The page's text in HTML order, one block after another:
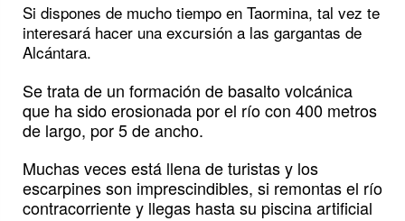
Si dispones de mucho tiempo en Taormina, tal vez te
interesará hacer una excursión a las gargantas de
Alcántara.
Se trata de un formación de basalto volcánica
que ha sido erosionada por el río con 400 metros
de largo, por 5 de ancho.
Muchas veces está llena de turistas y los
escarpines son imprescindibles, si remontas el río
contracorriente y llegas hasta su piscina artificial